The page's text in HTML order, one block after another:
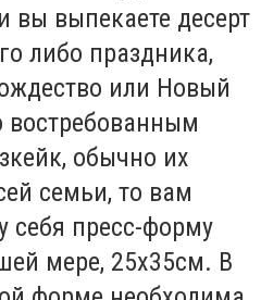
вы выпекаете десерт
либо праздника,
или Новый
востребованным
обычно их
семьи, то вам
себя пресс-форму
мере, 25x35см. В